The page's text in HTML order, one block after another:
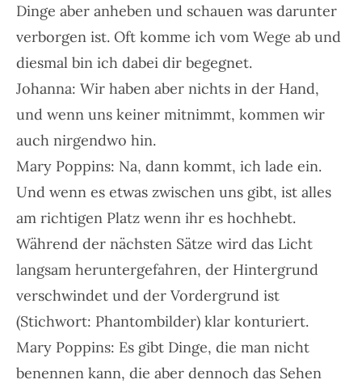
Dinge aber anheben und schauen was darunter
verborgen ist. Oft komme ich vom Wege ab und
diesmal bin ich dabei dir begegnet.
Johanna: Wir haben aber nichts in der Hand,
und wenn uns keiner mitnimmt, kommen wir
auch nirgendwo hin.
Mary Poppins: Na, dann kommt, ich lade ein.
Und wenn es etwas zwischen uns gibt, ist alles
am richtigen Platz wenn ihr es hochhebt.
Während der nächsten Sätze wird das Licht
langsam heruntergefahren, der Hintergrund
verschwindet und der Vordergrund ist
(Stichwort: Phantombilder) klar konturiert.
Mary Poppins: Es gibt Dinge, die man nicht
benennen kann, die aber dennoch das Sehen